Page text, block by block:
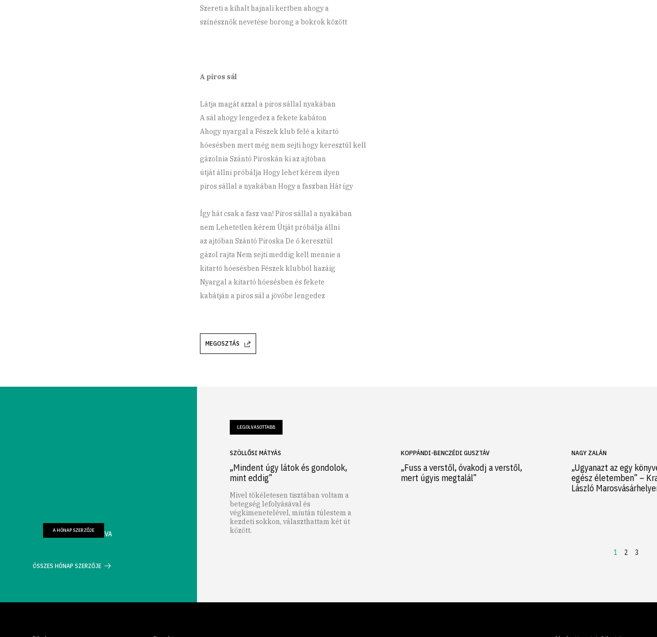
Szereti a kihalt hajnali kertben ahogy a
színésznők nevetése borong a bokrok között
A piros sál
Látja magát azzal a piros sállal nyakában
A sál ahogy lengedez a fekete kabáton
Ahogy nyargal a Fészek klub felé a kitartó
hóesésben mert még nem sejti hogy keresztül kell
gázolnia Szántó Piroskán ki az ajtóban
útját állni próbálja Hogy lehet kérem ilyen
piros sállal a nyakában Hogy a faszban Hát így
Így hát csak a fasz van! Piros sállal a nyakában
nem Lehetetlen kérem Útját próbálja állni
az ajtóban Szántó Piroska De ő keresztül
gázol rajta Nem sejti meddig kell mennie a
kitartó hóesésben Fészek klubból hazáig
Nyargal a kitartó hóesésben és fekete
kabátján a piros sál a jövőbe lengedez
MEGOSZTÁS
FARKAS WELLMANN ÉVA
A HÓNAP SZERZŐJE
ÖSSZES HÓNAP SZERZŐJE
LEGOLVASOTTABB
SZÖLLŐSI MÁTYÁS
„Mindent úgy látok és gondolok,
mint eddig”
Mivel tökéletesen tisztában voltam a
betegség lefolyásával és
végkimenetelével, miután túlestem a
kezdeti sokkon, választhattam két út
között.
KOPPÁNDI-BENCZÉDI GUSZTÁV
„Fuss a verstől, óvakodj a verstől,
mert úgyis megtalál”
NAGY ZALÁN
„Ugyanazt az egy
egész életemben” –
László
1 2 3